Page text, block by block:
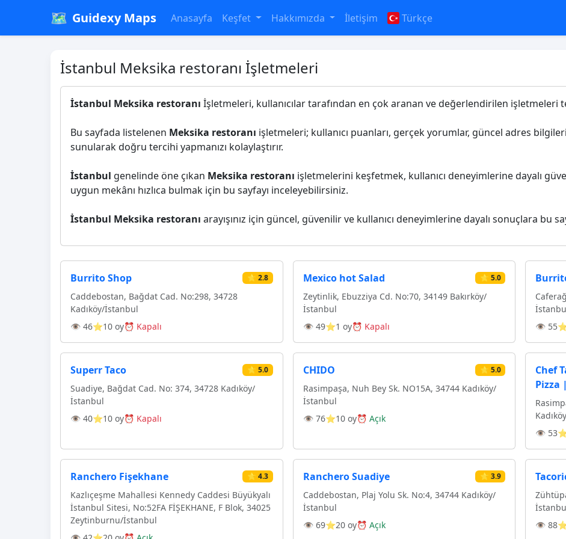
🗺️ Guidexy Maps Anasayfa Keşfet Hakkımızda İletişim Türkçe
İstanbul Meksika restoranı İşletmeleri
İstanbul Meksika restoranı İşletmeleri, kullanıcılar tarafından en çok aranan ve değerlendirilen işletmeleri
Bu sayfada listelenen Meksika restoranı işletmeleri; kullanıcı puanları, gerçek yorumlar, güncel adres
sunularak doğru tercihi yapmanızı kolaylaştırır.
İstanbul genelinde öne çıkan Meksika restoranı işletmelerini keşfetmek, kullanıcı deneyimlerine dayalı
uygun mekânı hızlıca bulmak için bu sayfayı inceleyebilirsiniz.
İstanbul Meksika restoranı arayışınız için güncel, güvenilir ve kullanıcı deneyimlerine dayalı sonuçlara bu
Burrito Shop ⭐ 2.8
Caddebostan, Bağdat Cad. No:298, 34728
Kadıköy/İstanbul
👁 46⭐10 oy⏰ Kapalı
Mexico hot Salad ⭐ 5.0
Zeytinlik, Ebuzziya Cd. No:70, 34149 Bakırköy/
İstanbul
👁 49⭐1 oy⏰ Kapalı
👁 55
Superr Taco ⭐ 5.0
Suadiye, Bağdat Cad. No: 374, 34728 Kadıköy/
İstanbul
👁 40⭐10 oy⏰ Kapalı
CHIDO ⭐ 5.0
Rasimpaşa, Nuh Bey Sk. NO15A, 34744 Kadıköy/
İstanbul
👁 76⭐10 oy⏰ Açık
Chef
Pizza
👁 53
Ranchero Fişekhane ⭐ 4.3
Kazlıçeşme Mahallesi Kennedy Caddesi Büyükyalı
İstanbul Sitesi, No:52FA FİŞEKHANE, F Blok, 34025
Zeytinburnu/İstanbul
Ranchero Suadiye ⭐ 3.9
Caddebostan, Plaj Yolu Sk. No:4, 34744 Kadıköy/
İstanbul
👁 69⭐20 oy⏰ Açık
👁 88